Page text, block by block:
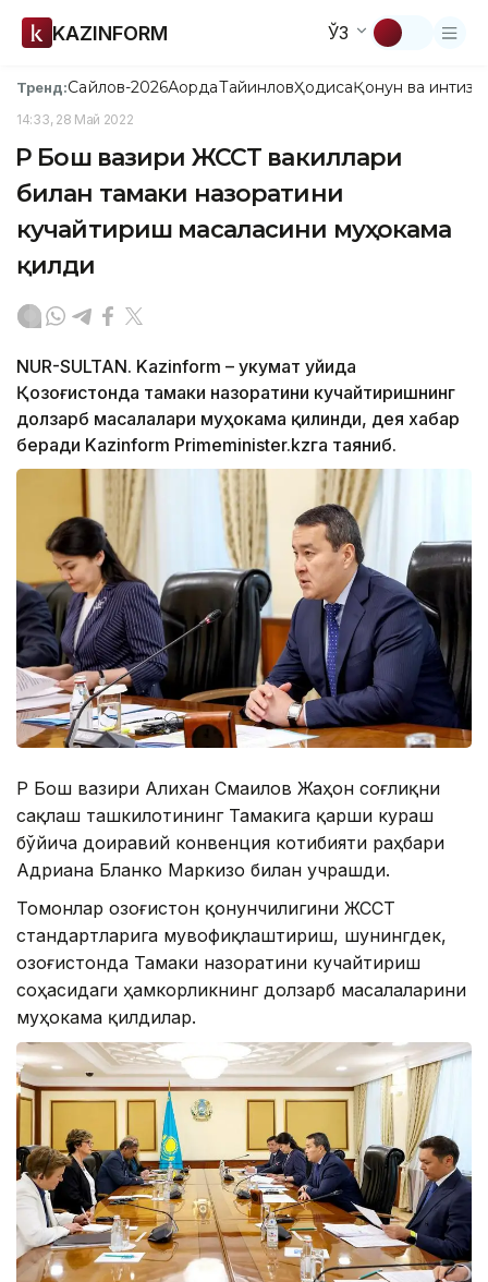
KAZINFORM ЎЗ
Тренд:Сайлов-2026АқордаТайинловҲодисаҚонун ва
14:33, 28 Май 2022
ҚР Бош вазири ЖССТ вакиллари
билан тамаки назоратини
кучайтириш масаласини муҳокама
қилди
NUR-SULTAN. Kazinform – Ҳукумат уйида
Қозоғистонда тамаки назоратини кучайтиришнинг
долзарб масалалари муҳокама қилинди, дея хабар
беради Kazinform Primeminister.kzга таяниб.
ҚР Бош вазири Алихан Смаилов Жаҳон соғлиқни
сақлаш ташкилотининг Тамакига қарши кураш
бўйича доиравий конвенция котибияти раҳбари
Адриана Бланко Маркизо билан учрашди.
Томонлар Қозоғистон қонунчилигини ЖССТ
стандартларига мувофиқлаштириш, шунингдек,
Қозоғистонда Тамаки назоратини кучайтириш
соҳасидаги ҳамкорликнинг долзарб масалаларини
муҳокама қилдилар.